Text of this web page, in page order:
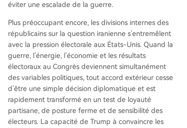
o Rubio défend la fermeté de Trump, l'issue des
cre l'aile la plus dure de son parti d'accepter un
compromis, transformant ainsi une décision de p
olitique étrangère en test crucial de loyauté et d
e stratégie électorale.
éviter une escalade de la guerre.
Plus préoccupant encore, les divisions internes des
républicains sur la question iranienne s’entremêlent
avec la pression électorale aux États-Unis. Quand la
guerre, l’énergie, l’économie et les résultats
électoraux au Congrès deviennent simultanément
des variables politiques, tout accord extérieur cesse
d’être une simple décision diplomatique et est
rapidement transformé en un test de loyauté
partisane, de posture ferme et de sensibilité des
électeurs. La capacité de Trump à convaincre les